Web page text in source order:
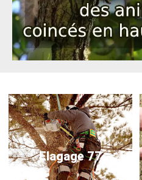
Elagage 77